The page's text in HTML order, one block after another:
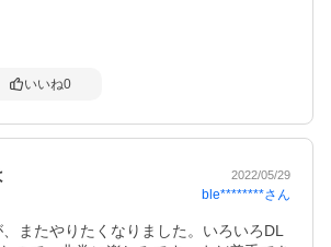
いいね0
2022/05/29
ble********さん
またやりたくなりました。いろいろDL